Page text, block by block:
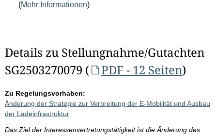
(Mehr Informationen)
Details zu Stellungnahme/Gutachten
SG2503270079 (
PDF - 12 Seiten)
Zu Regelungsvorhaben:
Änderung der Strategie zur Verbreitung der E-Mobilität und Ausbau
der Ladeinfrastruktur
Das Ziel der Interessenvertretungstätigkeit ist die Änderung des